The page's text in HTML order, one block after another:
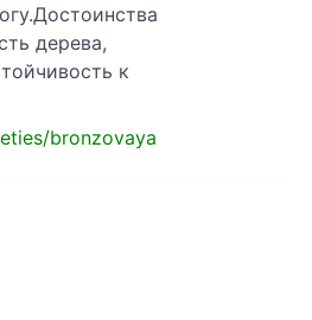
дерева,
к
bronzovaya